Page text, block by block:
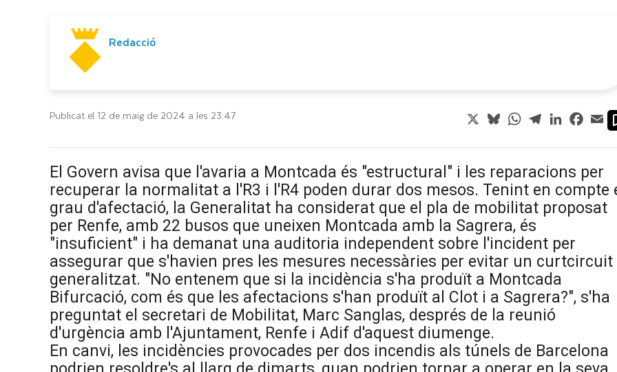
Redacció
Publicat el 12 de maig de 2024 a les 23:47 X BlueskyWhatsApp
TelegramLinkedIn
El Govern avisa que l'avaria a Montcada és "estructural" i les reparacions per
recuperar la normalitat a l'R3 i l'R4 poden durar dos mesos. Tenint en compte
grau d'afectació, la Generalitat ha considerat que el pla de mobilitat proposat
per Renfe, amb 22 busos que uneixen Montcada amb la Sagrera, és
"insuficient" i ha demanat una auditoria independent sobre l'incident per
assegurar que s'havien pres les mesures necessàries per evitar un curtcircuit
generalitzat. "No entenem que si la incidència s'ha produït a Montcada
Bifurcació, com és que les afectacions s'han produït al Clot i a Sagrera?", s'ha
preguntat el secretari de Mobilitat, Marc Sanglas, després de la reunió
d'urgència amb l'Ajuntament, Renfe i Adif d'aquest diumenge.
En canvi, les incidències provocades per dos incendis als túnels de Barcelona